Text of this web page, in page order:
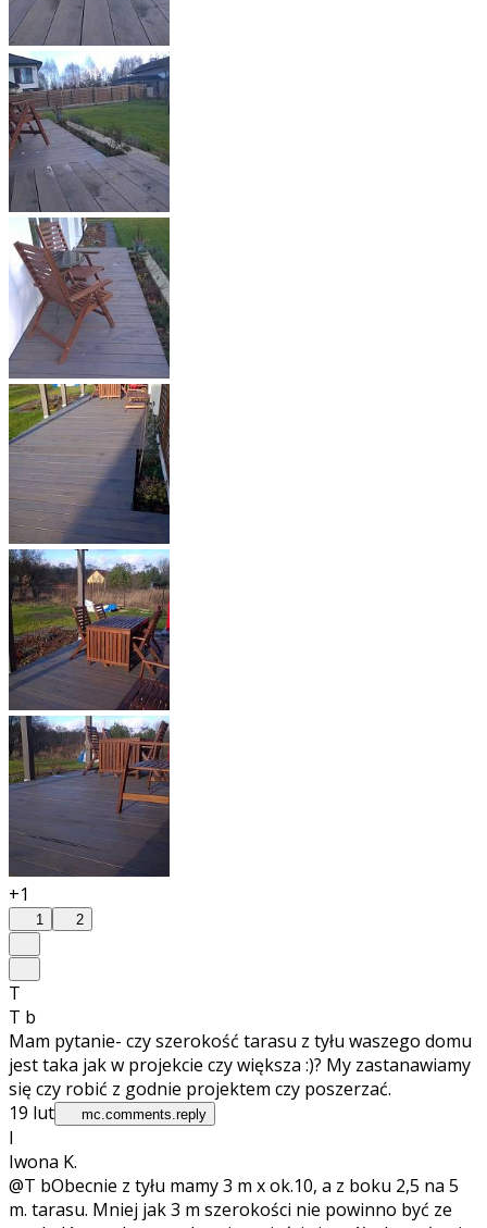
+1
1 2
T
T b
Mam pytanie- czy szerokość tarasu z tyłu waszego domu
jest taka jak w projekcie czy większa :)? My zastanawiamy
się czy robić z godnie projektem czy poszerzać.
19 lut
mc.comments.reply
I
Iwona K.
@T bObecnie z tyłu mamy 3 m x ok.10, a z boku 2,5 na 5
m. tarasu. Mniej jak 3 m szerokości nie powinno być ze